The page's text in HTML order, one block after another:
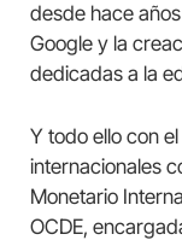
desde hace
Google y la
dedicadas a la
Y todo ello con
internacionales
Monetario
OCDE,